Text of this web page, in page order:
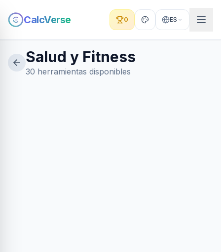
CalcVerse 0 ES
Salud y Fitness
30 herramientas disponibles